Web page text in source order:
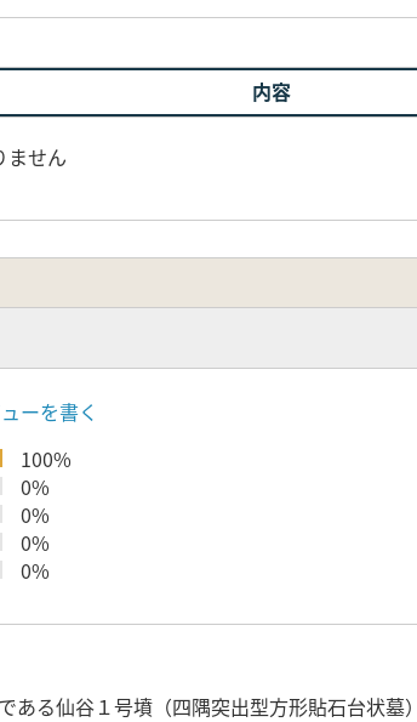
内容
ません
ーを書く
100%
0%
0%
0%
0%
る仙谷１号墳（四隅突出型方形貼石台状墓